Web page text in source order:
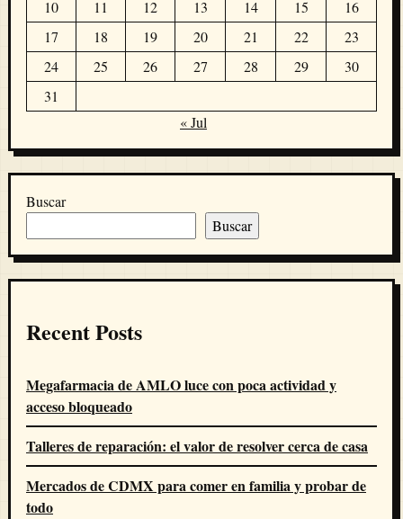
10
11 12 13 14 15
16
17
18 19 20 21 22
23
24
25 26 27 28 29
30
31
« Jul
Buscar
Buscar
Recent Posts
Megafarmacia de AMLO luce con poca actividad y
acceso bloqueado
Talleres de reparación: el valor de resolver cerca de casa
Mercados de CDMX para comer en familia y probar de
todo